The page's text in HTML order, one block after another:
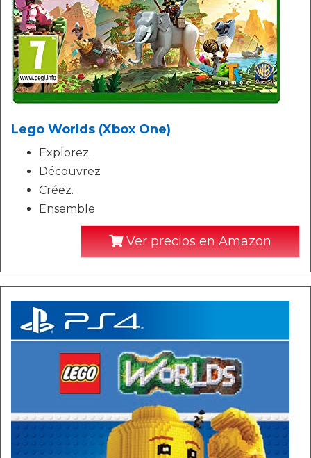
Lego Worlds (Xbox One)
Explorez.
Découvrez
Créez.
Ensemble
Ver precios en Amazon